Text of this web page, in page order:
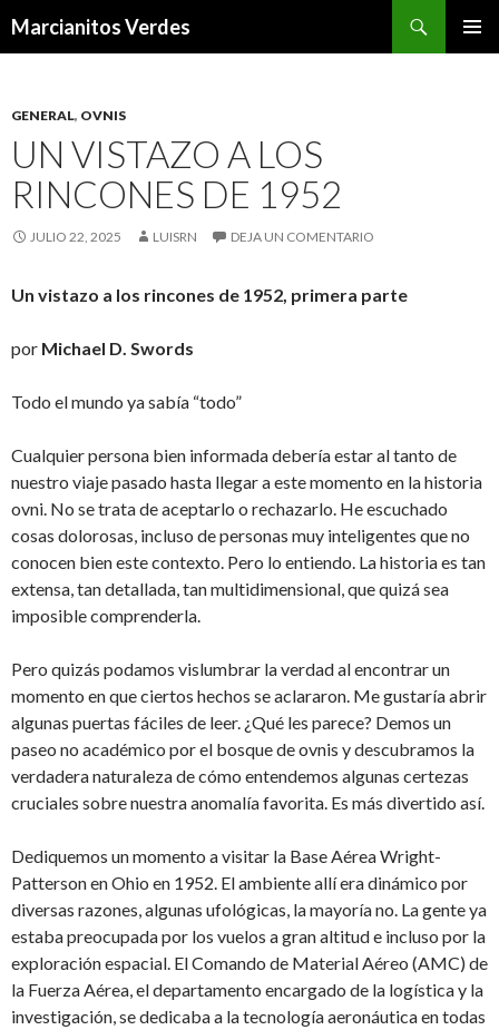
Marcianitos Verdes
GENERAL, OVNIS
UN VISTAZO A LOS
RINCONES DE 1952
JULIO 22, 2025 LUISRN DEJA UN COMENTARIO
Un vistazo a los rincones de 1952, primera parte
por Michael D. Swords
Todo el mundo ya sabía “todo”
Cualquier persona bien informada debería estar al tanto de
nuestro viaje pasado hasta llegar a este momento en la historia
ovni. No se trata de aceptarlo o rechazarlo. He escuchado
cosas dolorosas, incluso de personas muy inteligentes que no
conocen bien este contexto. Pero lo entiendo. La historia es tan
extensa, tan detallada, tan multidimensional, que quizá sea
imposible comprenderla.
Pero quizás podamos vislumbrar la verdad al encontrar un
momento en que ciertos hechos se aclararon. Me gustaría abrir
algunas puertas fáciles de leer. ¿Qué les parece? Demos un
paseo no académico por el bosque de ovnis y descubramos la
verdadera naturaleza de cómo entendemos algunas certezas
cruciales sobre nuestra anomalía favorita. Es más divertido así.
Dediquemos un momento a visitar la Base Aérea Wright-
Patterson en Ohio en 1952. El ambiente allí era dinámico por
diversas razones, algunas ufológicas, la mayoría no. La gente ya
estaba preocupada por los vuelos a gran altitud e incluso por la
exploración espacial. El Comando de Material Aéreo (AMC) de
la Fuerza Aérea, el departamento encargado de la logística y la
investigación, se dedicaba a la tecnología aeronáutica en todas